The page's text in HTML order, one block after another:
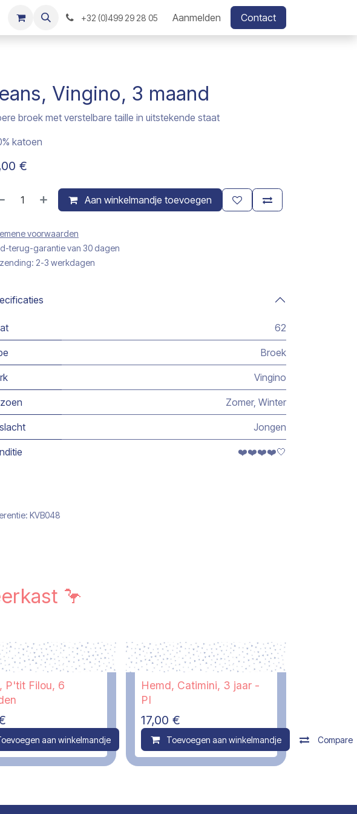
+32 (0)499 29 28 05 Aanmelden Contact
Vingino, 3 maand
broek met verstelbare taille in uitstekende staat
katoen
€
Aan winkelmandje toevoegen
voorwaarden
terug-garantie van 30 dagen
2-3 werkdagen
62
Broek
Vingino
Zomer, Winter
Jongen
❤️❤️❤️❤️🤍
KVB048
🦩
P'tit Filou, 6
aan winkelmandje Compare
Hemd, Catimini, 3 jaar -
PI
17,00 €
Toevoegen aan winkelmandje Compare